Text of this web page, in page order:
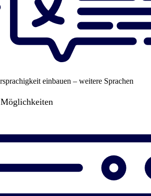
einbauen – weitere Sprachen